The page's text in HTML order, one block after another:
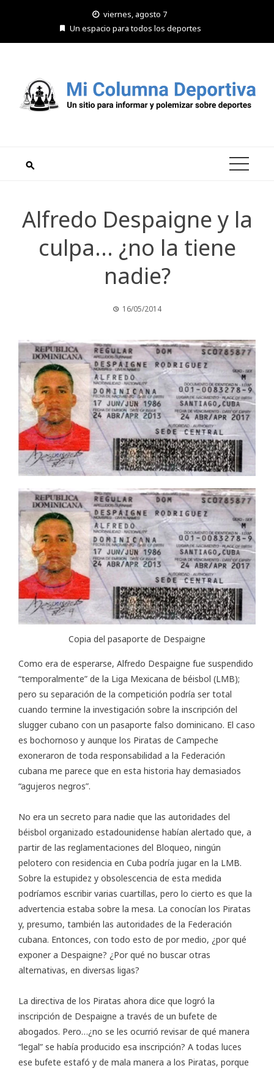
viernes, agosto 7
Un espacio para todos los deportes
Alfredo Despaigne y la
culpa… ¿no la tiene
nadie?
16/05/2014
Copia del pasaporte de Despaigne
Como era de esperarse, Alfredo Despaigne fue suspendido
“temporalmente” de la Liga Mexicana de béisbol (LMB);
pero su separación de la competición podría ser total
cuando termine la investigación sobre la inscripción del
slugger cubano con un pasaporte falso dominicano. El caso
es bochornoso y aunque los Piratas de Campeche
exoneraron de toda responsabilidad a la Federación
cubana me parece que en esta historia hay demasiados
“agujeros negros”.
No era un secreto para nadie que las autoridades del
béisbol organizado estadounidense habían alertado que, a
partir de las reglamentaciones del Bloqueo, ningún
pelotero con residencia en Cuba podría jugar en la LMB.
Sobre la estupidez y obsolescencia de esta medida
podríamos escribir varias cuartillas, pero lo cierto es que la
advertencia estaba sobre la mesa. La conocían los Piratas
y, presumo, también las autoridades de la Federación
cubana. Entonces, con todo esto de por medio, ¿por qué
exponer a Despaigne? ¿Por qué no buscar otras
alternativas, en diversas ligas?
La directiva de los Piratas ahora dice que logró la
inscripción de Despaigne a través de un bufete de
abogados. Pero…¿no se les ocurrió revisar de qué manera
“legal” se había producido esa inscripción? A todas luces
ese bufete estafó y de mala manera a los Piratas, porque